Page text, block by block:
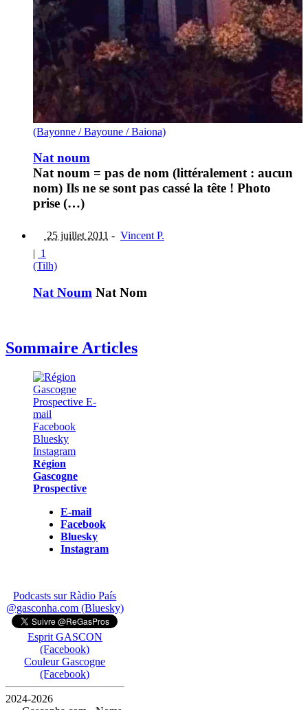
(Bayonne / Bayoune / Baiona)
Nat noum
Nat noum = pas de nom (littéralement : aucun
nom) Ils ne se sont pas cassé la tête ! Photo
prise (…)
25 juillet 2011 - Vincent P.
| 1
(Tilh)
Nat Noum Nat Nom
Sommaire Articles
Région
Gascogne
Prospective
E-mail
Facebook
Bluesky
Instagram
Podcasts sur Ràdio País
@gasconha.com (Bluesky)
Esprit GASCON
(Facebook)
Couleur Gascogne
(Facebook)
2024-2026